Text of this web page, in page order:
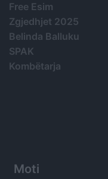
Free Esim
Zgjedhjet 2025
Belinda Balluku
SPAK
Kombëtarja
Moti